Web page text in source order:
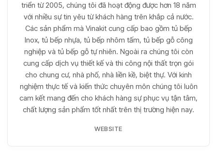
triển từ 2005, chúng tôi đã hoạt động được hơn 18 năm
với nhiều sự tin yêu từ khách hàng trên khắp cả nước.
Các sản phẩm mà Vinakit cung cấp bao gồm tủ bếp
Inox, tủ bếp nhựa, tủ bếp nhôm tấm, tủ bếp gỗ công
nghiệp và tủ bếp gỗ tự nhiên. Ngoài ra chúng tôi còn
cung cấp dịch vụ thiết kế và thi công nội thất trọn gói
cho chung cư, nhà phố, nhà liền kề, biệt thự. Với kinh
nghiệm thực tế và kiến thức chuyên môn chúng tôi luôn
cam kết mang đến cho khách hàng sự phục vụ tận tâm,
chất lượng sản phẩm tốt nhất trên thị trường hiện nay.
WEBSITE